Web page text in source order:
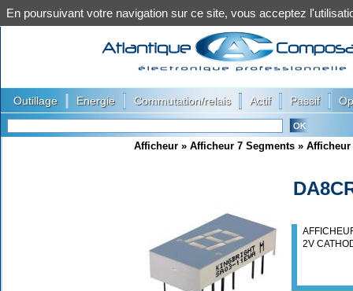
Outillage Energie Commutation/relais Actif Passif
Afficheur » Afficheur 7 Segments » Afficheur
2V
En poursuivant votre navigation sur ce site, vous acceptez